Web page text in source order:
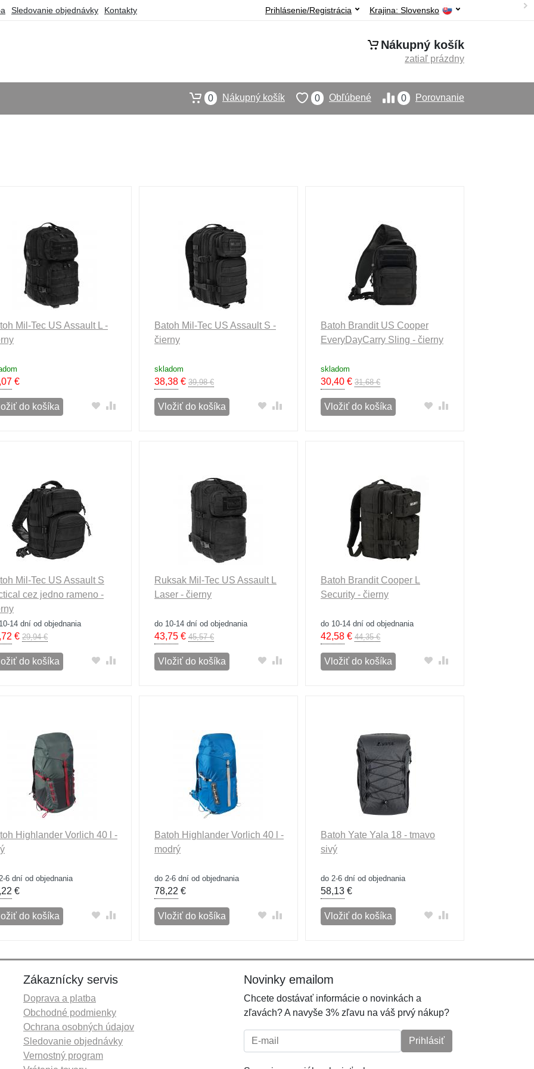
Sledovanie objednávky Kontakty Krajina: Slovensko
Prihlásenie/Registrácia
Nákupný košík
zatiaľ prázdny
0 Porovnanie
0 Obľúbené
0 Nákupný košík
Mil-Tec US Assault L -
€
do košíka
Batoh Mil-Tec US Assault S -
čierny
skladom
38,38€ 39,98 €
Vložiť do košíka
Batoh Brandit US Cooper
EveryDayCarry Sling - čierny
skladom
30,40€ 31,68 €
Vložiť do košíka
Mil-Tec US Assault S
cez jedno rameno -
14 dní od objednania
€ 29,94 €
do košíka
Ruksak Mil-Tec US Assault L
Laser - čierny
do 10-14 dní od objednania
43,75€ 45,57 €
Vložiť do košíka
Batoh Brandit Cooper L
Security - čierny
do 10-14 dní od objednania
42,58€ 44,35 €
Vložiť do košíka
Highlander Vorlich 40 l -
6 dní od objednania
€
do košíka
Batoh Highlander Vorlich 40 l -
modrý
do 2-6 dní od objednania
78,22 €
Vložiť do košíka
Batoh Yate Yala 18 - tmavo
sivý
do 2-6 dní od objednania
58,13€
Vložiť do košíka
Zákaznícky servis
Doprava a platba
Obchodné podmienky
Ochrana osobných údajov
Sledovanie objednávky
Vernostný program
Novinky emailom
Chcete dostávať informácie o novinkách a
zľavách? A navyše 3% zľavu na váš prvý nákup?
E-mail: Prihlásiť